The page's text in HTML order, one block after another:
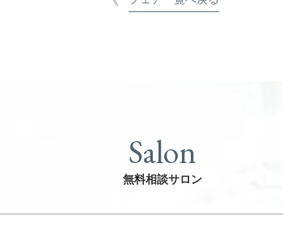
Salon
無料相談サロン